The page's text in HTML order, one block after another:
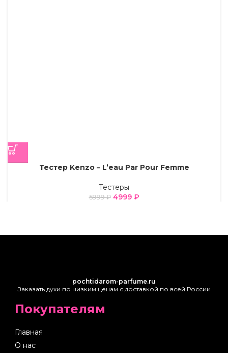
Тестер Kenzo – L’eau Par Pour Femme
Тестеры
5999₽ 4999 ₽
pochtidarom-parfume.ru
Заказать духи по низким ценам с доставкой по всей России
Покупателям
Главная
О нас